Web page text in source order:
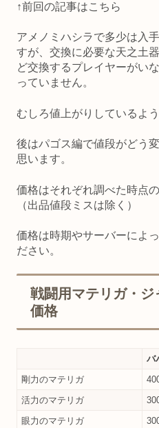
↑前回の記事はこちら
アメノミハシラで多少は入
すが、交換に必要な天之土
ど交換するプレイヤーがい
っていません。
むしろ値上がりしているよ
後はパゴス編で値段がどう
思います。
価格はそれぞれ調べた時点の
（出品値段ミスは除く）
価格は時期やサーバーによ
ださい。
戦闘用マテリガ・
価格
バ
剛力のマテリガ
活力のマテリガ
眼力のマテリガ